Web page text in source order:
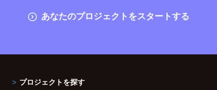
あなたのプロジェクトをスタートする
プロジェクトを探す